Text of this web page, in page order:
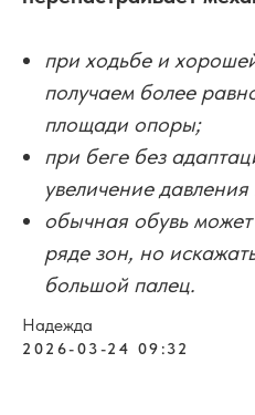
при ходьбе и
получаем более
площади опоры;
при беге без
увеличение
обычная обувь
ряде зон, но
большой палец.
Надежда
2026-03-24 09:32